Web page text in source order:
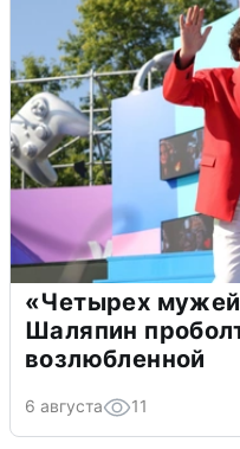
«Четырех
Шаляпин
возлюбленной
6 августа 11